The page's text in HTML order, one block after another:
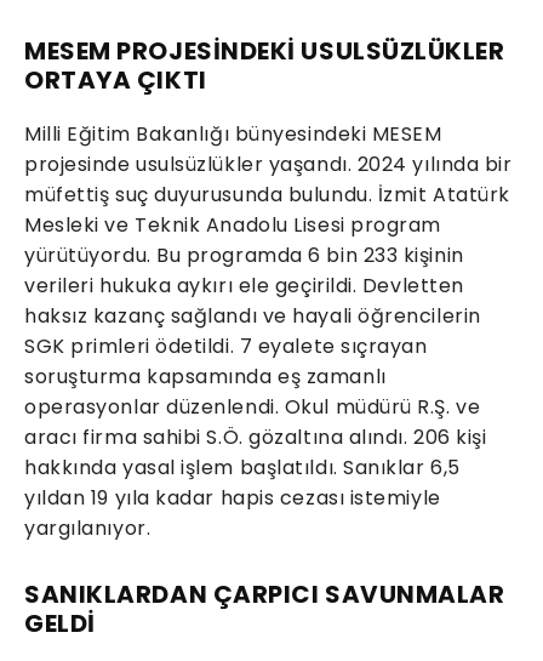
MESEM PROJESİNDEKİ USULSÜZLÜKLER
ORTAYA ÇIKTI
Milli Eğitim Bakanlığı bünyesindeki MESEM
projesinde usulsüzlükler yaşandı. 2024 yılında bir
müfettiş suç duyurusunda bulundu. İzmit Atatürk
Mesleki ve Teknik Anadolu Lisesi program
yürütüyordu. Bu programda 6 bin 233 kişinin
verileri hukuka aykırı ele geçirildi. Devletten
haksız kazanç sağlandı ve hayali öğrencilerin
SGK primleri ödetildi. 7 eyalete sıçrayan
soruşturma kapsamında eş zamanlı
operasyonlar düzenlendi. Okul müdürü R.Ş. ve
aracı firma sahibi S.Ö. gözaltına alındı. 206 kişi
hakkında yasal işlem başlatıldı. Sanıklar 6,5
yıldan 19 yıla kadar hapis cezası istemiyle
yargılanıyor.
SANIKLARDAN ÇARPICI SAVUNMALAR
GELDİ